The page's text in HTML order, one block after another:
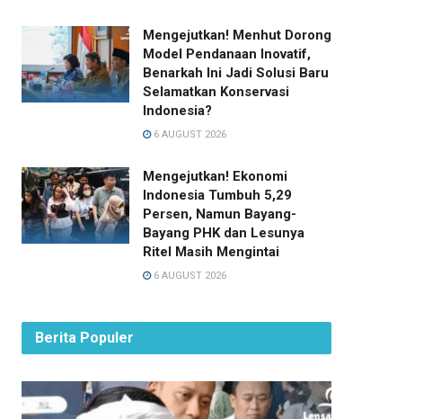
Mengejutkan! Menhut Dorong
Model Pendanaan Inovatif,
Benarkah Ini Jadi Solusi Baru
Selamatkan Konservasi
Indonesia?
6 AUGUST 2026
Mengejutkan! Ekonomi
Indonesia Tumbuh 5,29
Persen, Namun Bayang-
Bayang PHK dan Lesunya
Ritel Masih Mengintai
6 AUGUST 2026
Berita Populer